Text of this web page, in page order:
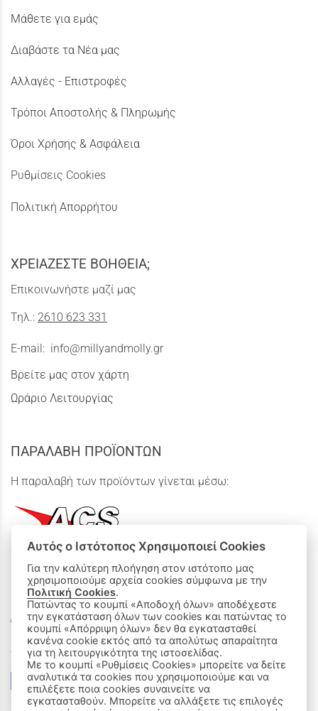
Μάθετε για εμάς
Διαβάστε τα Νέα μας
Αλλαγές - Επιστροφές
Τρόποι Αποστολής & Πληρωμής
Όροι Χρήσης & Ασφάλεια
Ρυθμίσεις Cookies
Πολιτική Απορρήτου
ΧΡΕΙΑΖΕΣΤΕ ΒΟΗΘΕΙΑ;
Επικοινωνήστε μαζί μας
Τηλ.: 2610 623 331
E-mail: info@millyandmolly.gr
Βρείτε μας στον χάρτη
Ωράριο Λειτουργίας
ΠΑΡΑΛΑΒΗ ΠΡΟΪΟΝΤΩΝ
Η παραλαβή των προϊόντων γίνεται μέσω:
ΟΙ ΑΓΟΡΕΣ ΜΟΥ
Καλάθι Αγορών
Δεχόμαστε όλες τις πιστωτικές κάρτες:
Αυτός ο Ιστότοπος Χρησιμοποιεί Cookies
Για την καλύτερη πλοήγηση στον ιστότοπο μας
χρησιμοποιούμε αρχεία cookies σύμφωνα με την
Πολιτική Cookies.
Πατώντας το κουμπί «Αποδοχή όλων» αποδέχεστε
την εγκατάσταση όλων των cookies και πατώντας το
κουμπί «Απόρριψη όλων» δεν θα εγκατασταθεί
κανένα cookie εκτός από τα απολύτως απαραίτητα
για τη λειτουργικότητα της ιστοσελίδας.
Με το κουμπί «Ρυθμίσεις Cookies» μπορείτε να δείτε
αναλυτικά τα cookies που χρησιμοποιούμε και να
επιλέξετε ποια cookies συναινείτε να
εγκατασταθούν. Μπορείτε να αλλάξετε τις επιλογές